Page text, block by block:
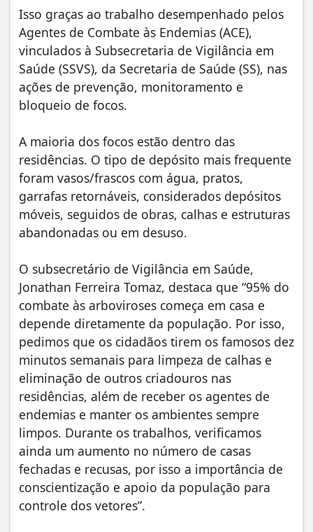
Isso graças ao trabalho desempenhado pelos
Agentes de Combate às Endemias (ACE),
vinculados à Subsecretaria de Vigilância em
Saúde (SSVS), da Secretaria de Saúde (SS), nas
ações de prevenção, monitoramento e
bloqueio de focos.
A maioria dos focos estão dentro das
residências. O tipo de depósito mais frequente
foram vasos/frascos com água, pratos,
garrafas retornáveis, considerados depósitos
móveis, seguidos de obras, calhas e estruturas
abandonadas ou em desuso.
O subsecretário de Vigilância em Saúde,
Jonathan Ferreira Tomaz, destaca que “95% do
combate às arboviroses começa em casa e
depende diretamente da população. Por isso,
pedimos que os cidadãos tirem os famosos dez
minutos semanais para limpeza de calhas e
eliminação de outros criadouros nas
residências, além de receber os agentes de
endemias e manter os ambientes sempre
limpos. Durante os trabalhos, verificamos
ainda um aumento no número de casas
fechadas e recusas, por isso a importância de
conscientização e apoio da população para
controle dos vetores”.